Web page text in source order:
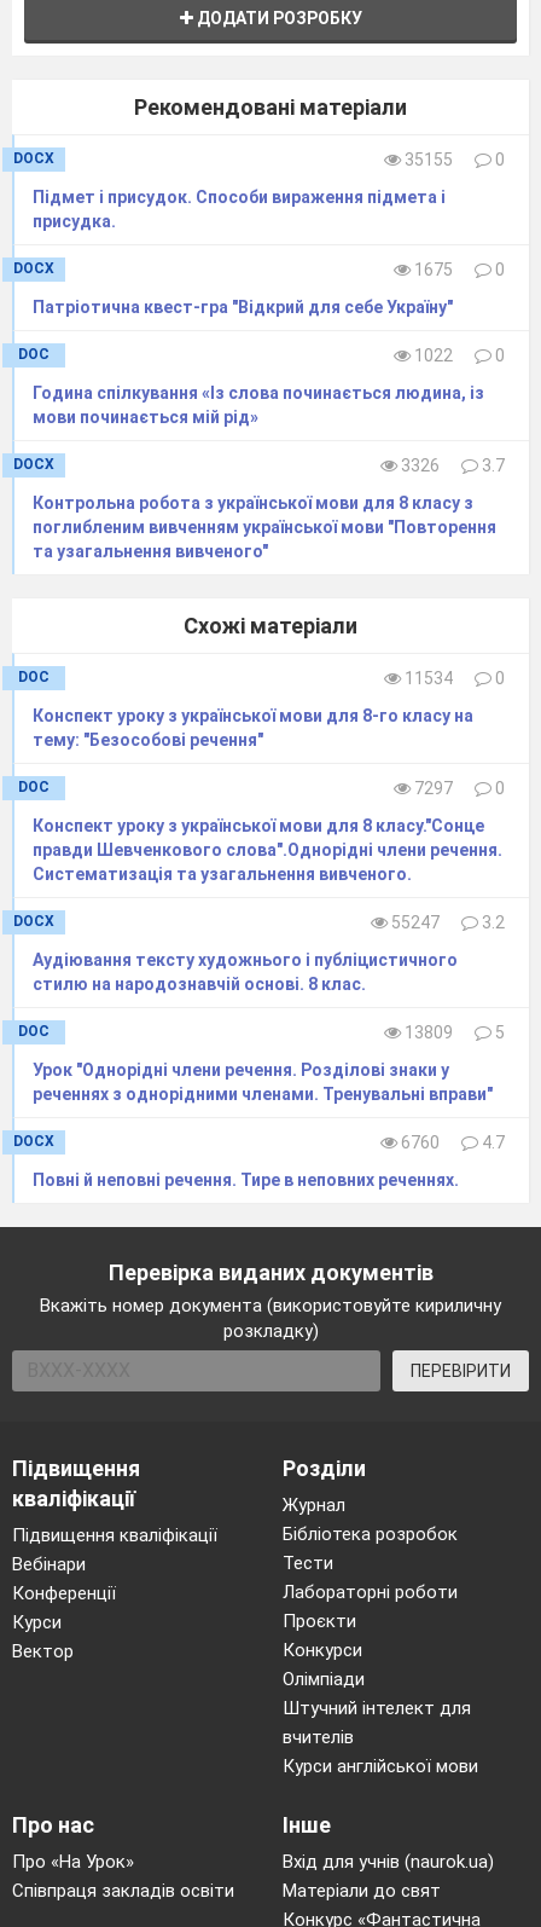
ДОДАТИ РОЗРОБКУ
Рекомендовані матеріали
DOCX 35155
0
Підмет і присудок. Способи вираження підмета і
присудка.
DOCX 1675
0
Патріотична квест-гра "Відкрий для себе Україну"
DOC 1022
0
Година спілкування «Із слова починається людина, із
мови починається мій рід»
DOCX 3326
3.7
Контрольна робота з української мови для 8 класу з
поглибленим вивченням української мови "Повторення
та узагальнення вивченого"
Схожі матеріали
DOC 11534
0
Конспект уроку з української мови для 8-го класу на
тему: "Безособові речення"
DOC 7297
0
Конспект уроку з української мови для 8 класу."Сонце
правди Шевченкового слова".Однорідні члени речення.
Систематизація та узагальнення вивченого.
DOCX 55247
3.2
​Аудіювання тексту художнього і публіцистичного
стилю на народознавчій основі. 8 клас.
DOC 13809
5
Урок "Однорідні члени речення. Розділові знаки у
реченнях з однорідними членами. Тренувальні вправи"
DOCX 6760
4.7
Повні й неповні речення. Тире в неповних реченнях.
Перевірка виданих документів
Вкажіть номер документа (використовуйте кириличну
розкладку)
ПЕРЕВІРИТИ
Підвищення
кваліфікації
Підвищення кваліфікації
Вебінари
Конференції
Курси
Вектор
Розділи
Журнал
Бібліотека розробок
Тести
Лабораторні роботи
Проєкти
Конкурси
Олімпіади
Штучний інтелект для
вчителів
Курси англійської мови
Про нас
Про «На Урок»
Співпраця закладів освіти
Інше
Вхід для учнів (naurok.ua)
Матеріали до свят
Конкурс «Фантастична